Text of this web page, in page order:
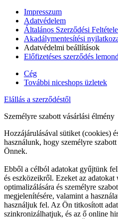
Impresszum
Adatvédelem
Általános Szerződési
Akadálymentesítési
Adatvédelmi beállítások
Előfizetéses szerződés
Cég
További niceshops üzletek
Elállás a szerződéstől
Személyre szabott vásárlási élmény
Hozzájárulásával sütiket (cookies)
használunk, hogy személyre
Önnek.
Ebből a célból adatokat gyűjtünk
és eszközeikről. Ezeket az
optimalizálására és személyre
megjelenítésére, valamint a
használjuk fel. Az Ön titkosított
szinkronizálhatjuk, és az ő online